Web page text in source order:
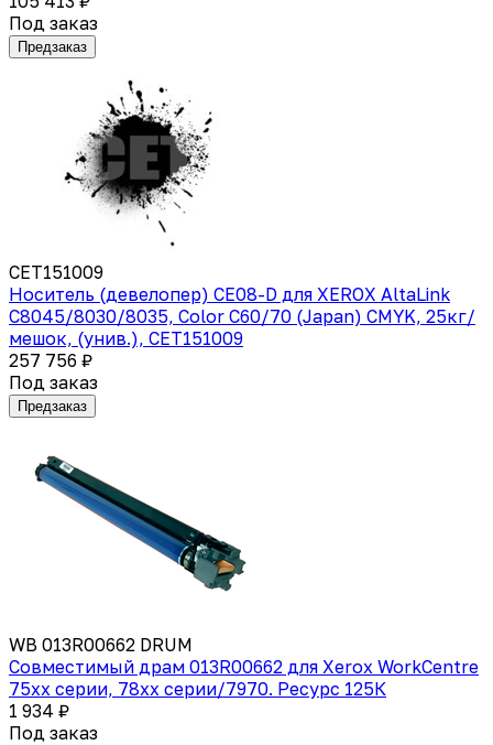
Под заказ
Предзаказ
CET151009
Носитель (девелопер) CE08-D для XEROX AltaLink
C8045/8030/8035, Color C60/70 (Japan) CMYK, 25кг/
мешок, (унив.), CET151009
257 756 ₽
Под заказ
Предзаказ
WB 013R00662 DRUM
Совместимый драм 013R00662 для Xerox WorkCentre
75xx серии, 78xx серии/7970. Ресурс 125К
1 934 ₽
Под заказ